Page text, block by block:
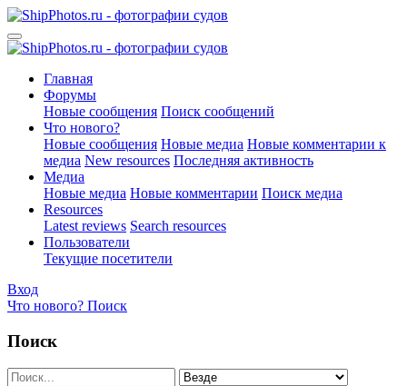
Главная
Форумы
Новые сообщения Поиск сообщений
Что нового?
Новые сообщения Новые медиа Новые комментарии к
медиа New resources Последняя активность
Медиа
Новые медиа Новые комментарии Поиск медиа
Resources
Latest reviews Search resources
Пользователи
Текущие посетители
Вход
Что нового? Поиск
Поиск